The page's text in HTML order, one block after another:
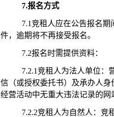
7.报名方式
7.1竞租人应在公告报名
件，逾期将不再接受报名。
7.2报名时需提供资料：
7.2.1竞租人为法人单位：
信（或授权委托书）及承办人
经营活动中无重大违法记录的网
7.2.2竞租人为自然人：竞